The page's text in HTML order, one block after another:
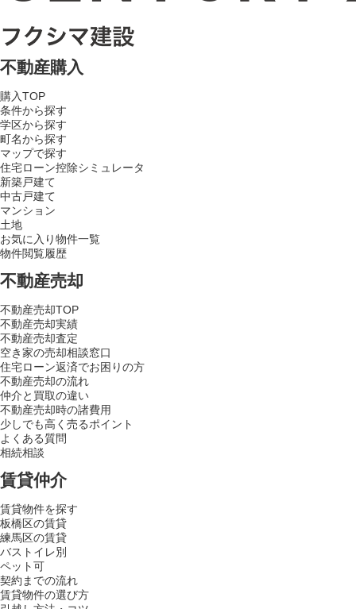
不動産購入
購入TOP
条件から探す
学区から探す
町名から探す
マップで探す
住宅ローン控除シミュレータ
新築戸建て
中古戸建て
マンション
土地
お気に入り物件一覧
物件閲覧履歴
不動産売却
不動産売却TOP
不動産売却実績
不動産売却査定
空き家の売却相談窓口
住宅ローン返済でお困りの方
不動産売却の流れ
仲介と買取の違い
不動産売却時の諸費用
少しでも高く売るポイント
よくある質問
相続相談
賃貸仲介
賃貸物件を探す
板橋区の賃貸
練馬区の賃貸
バストイレ別
ペット可
契約までの流れ
賃貸物件の選び方